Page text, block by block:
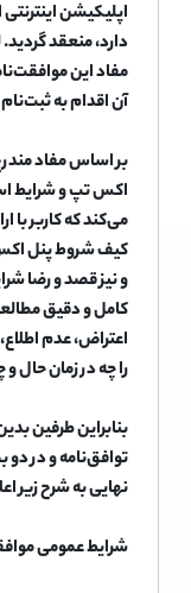
دارد، منعقد
مفاد این
آن اقدام به
بر اساس مفاد
اکس تپ و شرایط
می‌کند که کاربر با
کیف شروط پنل
و نیز قصد و رضا
کامل و دقیق
اعتراض، عدم
را چه در زمان حال
بنابراین طرفین
توافق‌نامه و در
نهایی به شرح زیر
شرایط عمومی